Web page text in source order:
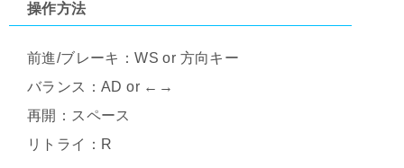
操作方法
前進/ブレーキ：WS or 方向キー
バランス：AD or ←→
再開：スペース
リトライ：R